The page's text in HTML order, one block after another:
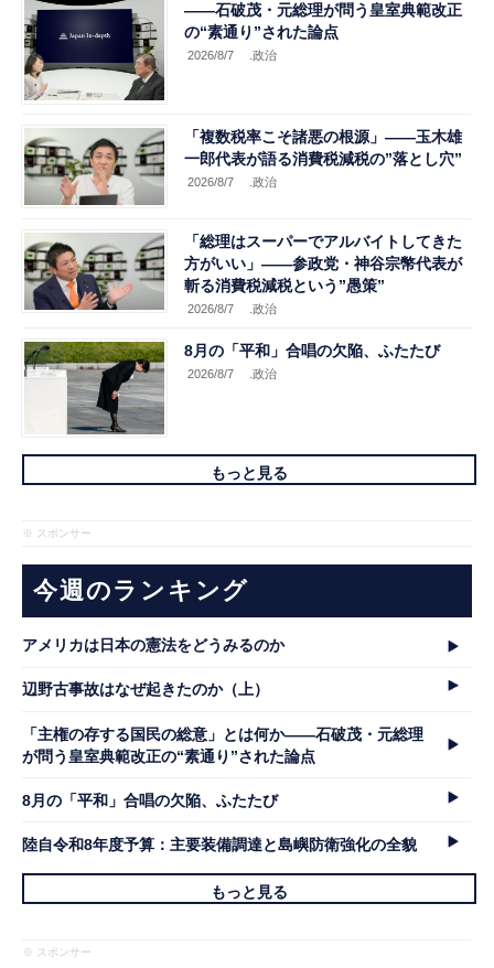
――石破茂・元総理が問う皇室典範改正
の“素通り”された論点
2026/8/7 .政治
「複数税率こそ諸悪の根源」――玉木雄
一郎代表が語る消費税減税の”落とし穴”
2026/8/7 .政治
「総理はスーパーでアルバイトしてきた
方がいい」――参政党・神谷宗幣代表が
斬る消費税減税という”愚策”
2026/8/7 .政治
8月の「平和」合唱の欠陥、ふたたび
2026/8/7 .政治
もっと見る
※ スポンサー
今週のランキング
アメリカは日本の憲法をどうみるのか
辺野古事故はなぜ起きたのか（上）
「主権の存する国民の総意」とは何か――石破茂・元総理
が問う皇室典範改正の“素通り”された論点
8月の「平和」合唱の欠陥、ふたたび
陸自令和8年度予算：主要装備調達と島嶼防衛強化の全貌
もっと見る
※ スポンサー